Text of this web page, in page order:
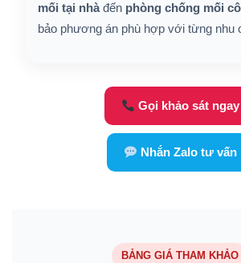
mối tại nhà đến phòng chống mối
bảo phương án phù hợp với từng nhu
Gọi khảo sát ngay
Nhắn Zalo tư vấn
BẢNG GIÁ THAM KHẢO